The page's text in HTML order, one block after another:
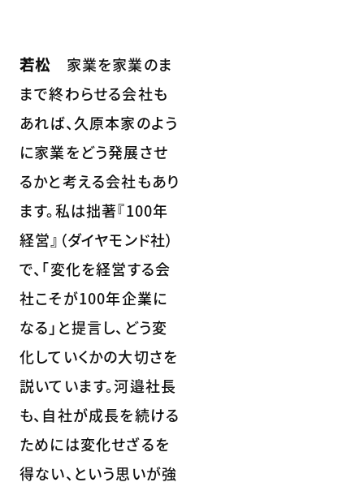
若松 家業を家業のま
まで終わらせる会社も
あれば、久原本家のよう
に家業をどう発展させ
るかと考える会社もあり
ます。私は拙著『100年
経営』（ダイヤモンド社）
で、「変化を経営する会
社こそが100年企業に
なる」と提言し、どう変
化していくかの大切さを
説いています。河邉社長
も、自社が成長を続ける
ためには変化せざるを
得ない、という思いが強